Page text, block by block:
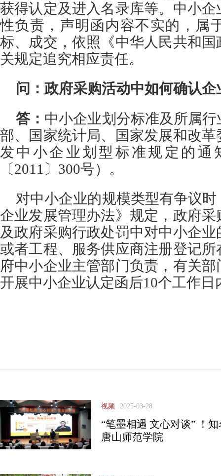
获得认定及进入名录库等。中小
性负责，声明函内容不实的，属
标、成交，依照《中华人民共和
关规定追究相应责任。
问：政府采购活动中如何确认
答： 中小企业划分标准及所属
部、国家统计局、国家发展和改
发中小企业划型标准规定的通
〔2011〕300号）。
对中小企业的规模类型有争议
企业发展管理办法》规定，政府
及政府采购行政处罚中对中小企
或者工程、服务供应商注册登记
府中小企业主管部门负责，有关
开展中小企业认定函后10个工作
视频 2025-03-28
“笔墨相遇 文心对谈” ！
唐山师范学院